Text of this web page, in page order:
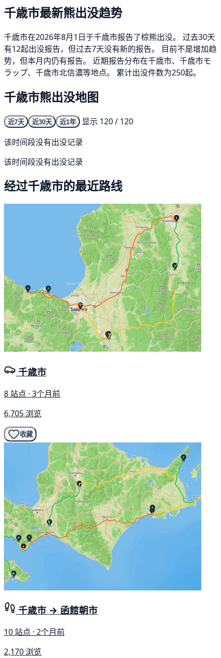
千歳市最新熊出没趋势
千歳市在2026年8月1日于千歳市报告了棕熊出没。 过去30天
有12起出没报告，但过去7天没有新的报告。 目前不是增加趋
势，但本月内仍有报告。 近期报告分布在千歳市、千歳市モ
ラップ、千歳市北信濃等地点。 累计出没件数为250起。
千歳市熊出没地图
近7天 近30天 近1年
显示 120 / 120
该时间段没有出没记录
该时间段没有出没记录
经过千歳市的最近路线
千歳市
8 站点 · 3个月前
6,705 浏览
收藏
千歳市 → 函館朝市
10 站点 · 2个月前
2,170 浏览